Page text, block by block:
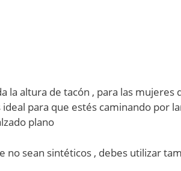
la altura de tacón , para las
para que estés caminando por
plano
no sean sintéticos , debes utilizar